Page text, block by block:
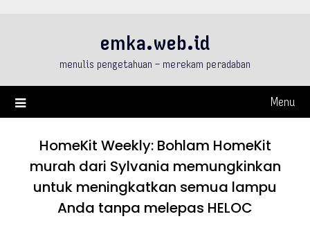
emka.web.id
menulis pengetahuan – merekam peradaban
Menu
HomeKit Weekly: Bohlam HomeKit
murah dari Sylvania memungkinkan
untuk meningkatkan semua lampu
Anda tanpa melepas HELOC